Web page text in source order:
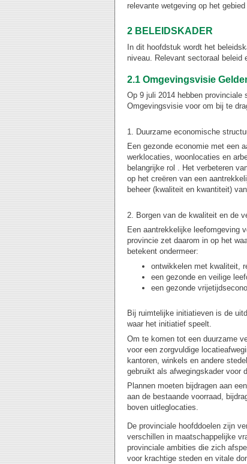
relevante wetgeving op het
2 BELEIDSKADER
In dit hoofdstuk wordt het
niveau. Relevant sectoraal beleid
2.1 Omgevingsvisie
Op 9 juli 2014 hebben
Omgevingsvisie voor om bij te
1. Duurzame economische
Een gezonde economie met een
werklocaties, woonlocaties en
belangrijke rol . Het verbeteren
op het creëren van een
beheer (kwaliteit en kwantiteit)
2. Borgen van de kwaliteit en de
Een aantrekkelijke leefomgeving
provincie zet daarom in op het
betekent ondermeer:
ontwikkelen met kwaliteit,
een gezonde en veilige
een gezonde
Bij ruimtelijke initiatieven is de
waar het initiatief speelt.
Om te komen tot een duurzame
voor een zorgvuldige
kantoren, winkels en andere
gebruikt als afwegingskader voor
Plannen moeten bijdragen aan
aan de bestaande voorraad,
boven uitleglocaties.
De provinciale hoofddoelen zijn
verschillen in maatschappelijke
provinciale ambities die zich
voor krachtige steden en vitale